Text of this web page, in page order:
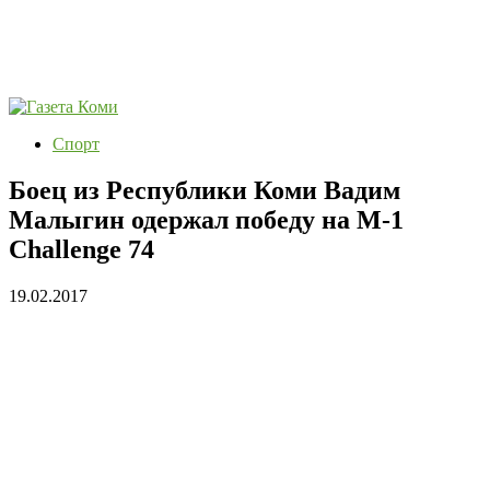
Спорт
Боец из Республики Коми Вадим
Малыгин одержал победу на M-1
Challenge 74
19.02.2017